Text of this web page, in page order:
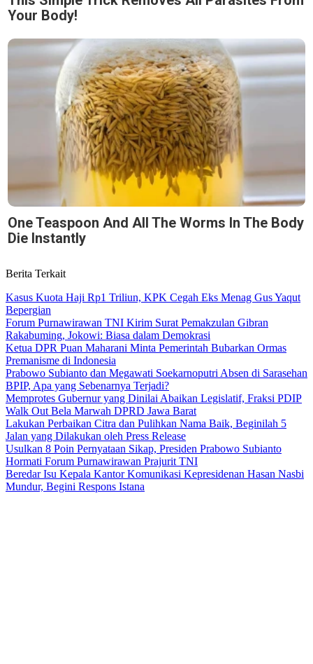
Your Body!
One Teaspoon And All The Worms In The Body
Die Instantly
Berita Terkait
Kasus Kuota Haji Rp1 Triliun, KPK Cegah Eks Menag Gus Yaqut
Bepergian
Forum Purnawirawan TNI Kirim Surat Pemakzulan Gibran
Rakabuming, Jokowi: Biasa dalam Demokrasi
Ketua DPR Puan Maharani Minta Pemerintah Bubarkan Ormas
Premanisme di Indonesia
Prabowo Subianto dan Megawati Soekarnoputri Absen di Sarasehan
BPIP, Apa yang Sebenarnya Terjadi?
Memprotes Gubernur yang Dinilai Abaikan Legislatif, Fraksi PDIP
Walk Out Bela Marwah DPRD Jawa Barat
Lakukan Perbaikan Citra dan Pulihkan Nama Baik, Beginilah 5
Jalan yang Dilakukan oleh Press Release
Usulkan 8 Poin Pernyataan Sikap, Presiden Prabowo Subianto
Hormati Forum Purnawirawan Prajurit TNI
Beredar Isu Kepala Kantor Komunikasi Kepresidenan Hasan Nasbi
Mundur, Begini Respons Istana